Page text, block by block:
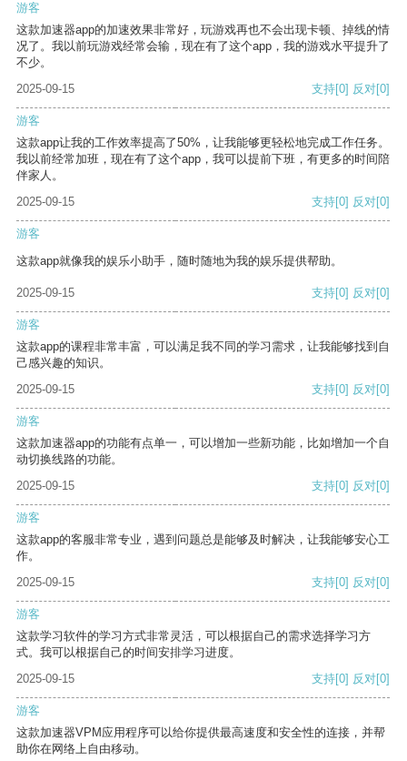
游客
这款加速器app的加速效果非常好，玩游戏再也不会出现卡顿、掉线的情
况了。我以前玩游戏经常会输，现在有了这个app，我的游戏水平提升了
不少。
2025-09-15
支持[0] 反对[0]
游客
这款app让我的工作效率提高了50%，让我能够更轻松地完成工作任务。
我以前经常加班，现在有了这个app，我可以提前下班，有更多的时间陪
伴家人。
2025-09-15
支持[0] 反对[0]
游客
这款app就像我的娱乐小助手，随时随地为我的娱乐提供帮助。
2025-09-15 支持[0] 反对[0]
游客
这款app的课程非常丰富，可以满足我不同的学习需求，让我能够找到自
己感兴趣的知识。
2025-09-15
支持[0] 反对[0]
游客
这款加速器app的功能有点单一，可以增加一些新功能，比如增加一个自
动切换线路的功能。
2025-09-15
支持[0] 反对[0]
游客
这款app的客服非常专业，遇到问题总是能够及时解决，让我能够安心工
作。
2025-09-15
支持[0] 反对[0]
游客
这款学习软件的学习方式非常灵活，可以根据自己的需求选择学习方
式。我可以根据自己的时间安排学习进度。
2025-09-15
支持[0] 反对[0]
游客
这款加速器VPM应用程序可以给你提供最高速度和安全性的连接，并帮
助你在网络上自由移动。